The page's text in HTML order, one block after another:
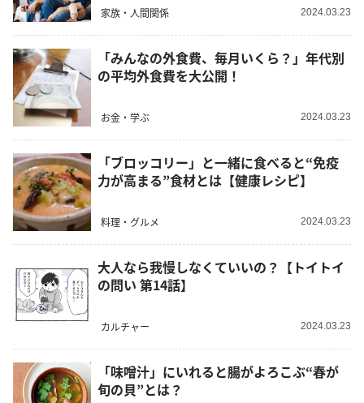
家族・人間関係 2024.03.23
「みんなの外食費、毎月いくら？」年代別
の平均外食費を大公開！
お金・学ぶ 2024.03.23
「ブロッコリー」と一緒に食べると“免疫
力が高まる”食材とは【健康レシピ】
料理・グルメ 2024.03.23
大人なら我慢しなくていいの？【トイトイ
の問い 第14話】
カルチャー 2024.03.23
「味噌汁」にいれると腸がよろこぶ“春が
旬の貝”とは？